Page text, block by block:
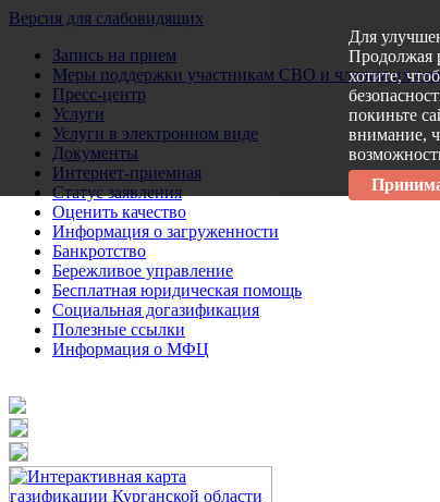
Версия для слабовидящих
Запись на прием
Меры поддержки участникам СВО и членам их
Пресс-центр
Услуги
Услуги в электронном виде
Документы
Интернет-приемная
Статус заявления
Оценить качество
Информация о загруженности
Банкротство
Бережливое управление
Бесплатная юридическая помощь
Социальная догазификация
Полезные ссылки
Информация о МФЦ
Для
Продолжая
хотите,
покиньте
внимание,